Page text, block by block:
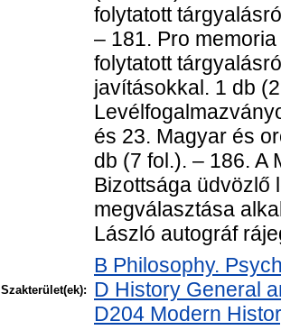
folytatott
– 181. Pro
folytatott
javításokkal. 1 db
és 23. Magyar és
db (7 fol.). – 186. A
Bizottsága üdvözlő
megválasztása
László autográf
Szakterület(ek):
B Philosophy.
D History General
D204 Modern